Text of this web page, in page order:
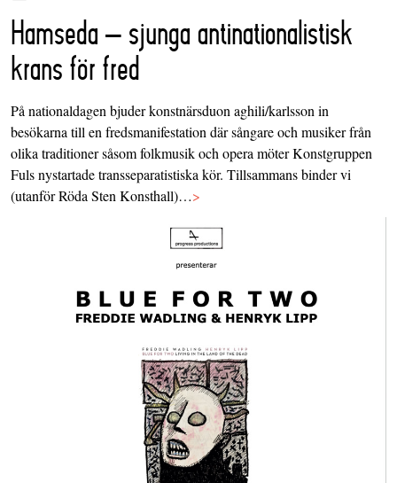
Hamseda – sjunga antinationalistisk
krans för fred
På nationaldagen bjuder konstnärsduon aghili/karlsson in
besökarna till en fredsmanifestation där sångare och musiker från
olika traditioner såsom folkmusik och opera möter Konstgruppen
Fuls nystartade transseparatistiska kör. Tillsammans binder vi
(utanför Röda Sten Konsthall)…>